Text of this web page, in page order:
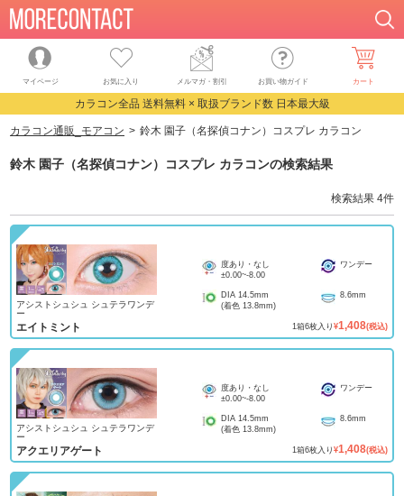
マイページ お気に入り メルマガ・割引 お買い物ガイド カート
カラコン全品 送料無料 × 取扱ブランド数 日本最大級
カラコン通販_モアコン 鈴木 園子（名探偵コナン）コスプレ カラコン
鈴木 園子（名探偵コナン）コスプレ カラコンの検索結果
検索結果 4件
アシストシュシュ シュテラワンデ
ー
エイトミント
度あり・なし
±0.00~-8.00
ワンデー
DIA 14.5mm
(着色 13.8mm)
8.6mm
1箱6枚入り ¥1,408(税込)
アシストシュシュ シュテラワンデ
ー
アクエリアゲート
度あり・なし
±0.00~-8.00
ワンデー
DIA 14.5mm
(着色 13.8mm)
8.6mm
1箱6枚入り ¥1,408(税込)